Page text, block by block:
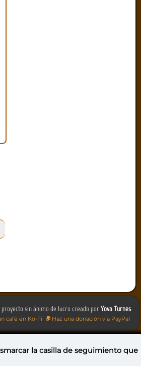
proyecto sin ánimo de lucro creado porYova Turnes
café en Ko-Fi Haz una donación vía PayPal
la casilla de seguimiento que